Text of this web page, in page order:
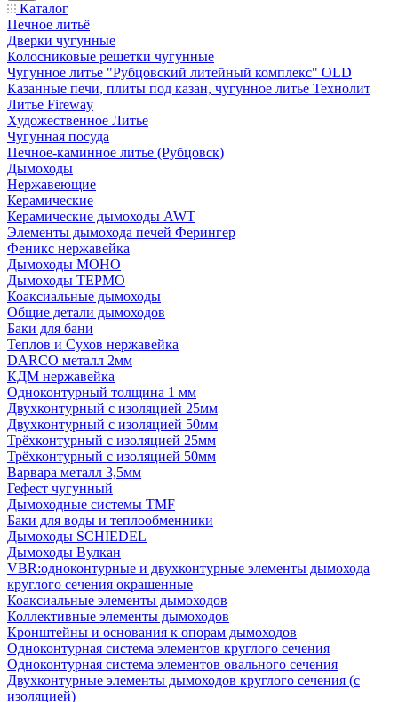
Каталог
Печное литьё
Дверки чугунные
Колосниковые решетки чугунные
Чугунное литье "Рубцовский литейный комплекс" OLD
Казанные печи, плиты под казан, чугунное литье Технолит
Литье Fireway
Художественное Литье
Чугунная посуда
Печное-каминное литье (Рубцовск)
Дымоходы
Нержавеющие
Керамические
Керамические дымоходы AWT
Элементы дымохода печей Ферингер
Феникс нержавейка
Дымоходы МОНО
Дымоходы ТЕРМО
Коаксиальные дымоходы
Общие детали дымоходов
Баки для бани
Теплов и Сухов нержавейка
DARCO металл 2мм
КДМ нержавейка
Одноконтурный толщина 1 мм
Двухконтурный с изоляцией 25мм
Двухконтурный с изоляцией 50мм
Трёхконтурный с изоляцией 25мм
Трёхконтурный с изоляцией 50мм
Варвара металл 3,5мм
Гефест чугунный
Дымоходные системы TMF
Баки для воды и теплообменники
Дымоходы SCHIEDEL
Дымоходы Вулкан
VBR:одноконтурные и двухконтурные элементы дымохода
круглого сечения окрашенные
Коаксиальные элементы дымоходов
Коллективные элементы дымоходов
Кронштейны и основания к опорам дымоходов
Одноконтурная система элементов круглого сечения
Одноконтурная система элементов овального сечения
Двухконтурные элементы дымоходов круглого сечения (с
изоляцией)